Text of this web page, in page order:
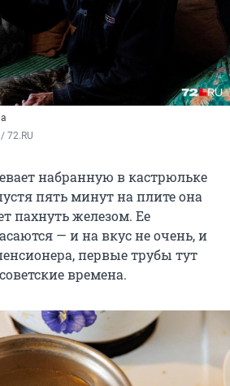
72.RU
набранную в кастрюльке
пять минут на плите она
пахнуть железом. Ее
— и на вкус не очень, и
первые трубы тут
времена.